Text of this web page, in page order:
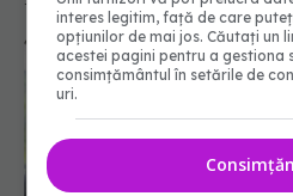
interes legitim, față de care
opțiunilor de mai jos. Căutați un
acestei pagini pentru a gestiona
consimțământul în setările de
uri.